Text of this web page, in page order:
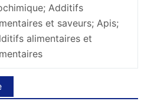
Additifs
et saveurs; Apis;
alimentaires et